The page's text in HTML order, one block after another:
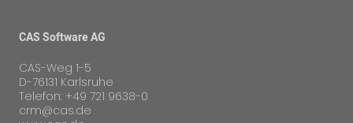
CAS Software AG
CAS-Weg 1-5
D-76131 Karlsruhe
Telefon: +49 721 9638-0
crm@cas.de